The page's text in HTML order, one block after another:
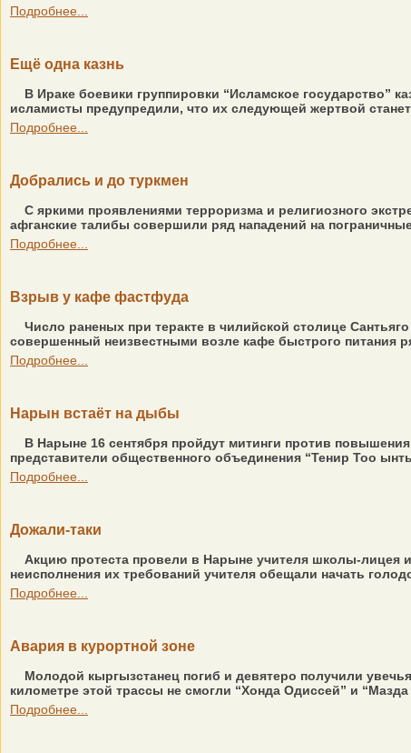
Подробнее...
Ещё одна казнь
В Ираке боевики группировки “Исламское
исламисты предупредили, что их следующей жертвой
Подробнее...
Добрались и до туркмен
С яркими проявлениями терроризма и религиозного
афганские талибы совершили ряд нападений на
Подробнее...
Взрыв у кафе фастфуда
Число раненых при теракте в чилийской столице
совершенный неизвестными возле кафе быстрого питания
Подробнее...
Нарын встаёт на дыбы
В Нарыне 16 сентября пройдут митинги против
представители общественного объединения “Тенир Тоо
Подробнее...
Дожали-таки
Акцию протеста провели в Нарыне учителя школы-лицея
неисполнения их требований учителя обещали начать
Подробнее...
Авария в курортной зоне
Молодой кыргызстанец погиб и девятеро получили
километре этой трассы не смогли “Хонда Одиссей” и
Подробнее...